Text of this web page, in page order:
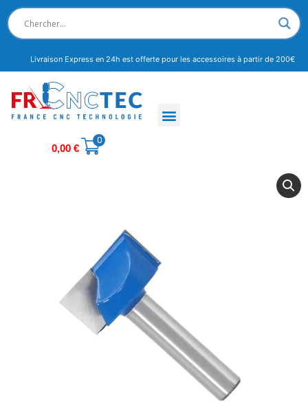
Livraison Express en 24h est offerte pour les accessoires à partir de 200€
0,00 €
0